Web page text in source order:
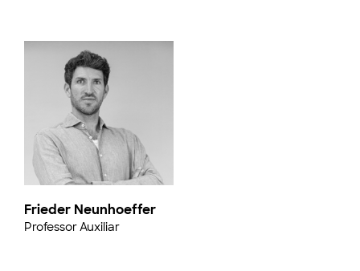
Frieder Neunhoeffer
Professor Auxiliar